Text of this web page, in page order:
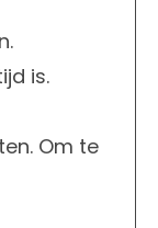
is.
Om te